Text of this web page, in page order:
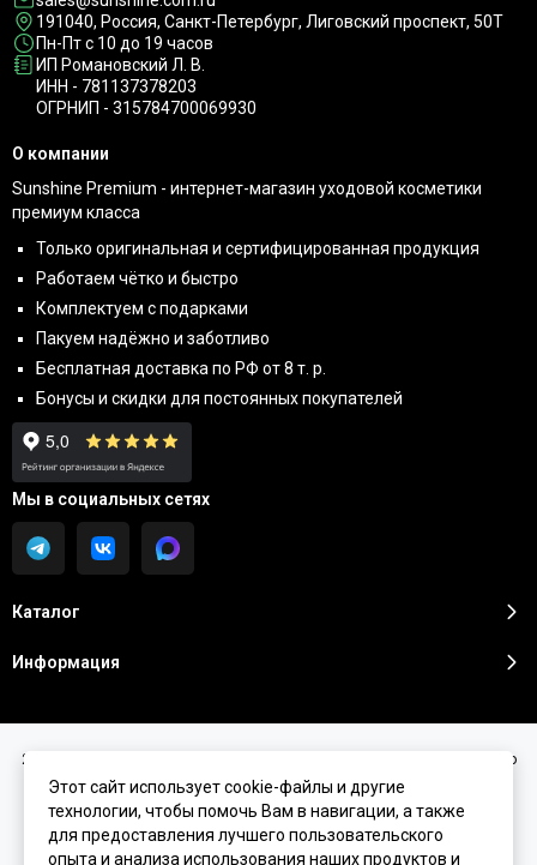
191040, Россия, Санкт-Петербург, Лиговский проспект, 50Т
Пн-Пт с 10 до 19 часов
ИП Романовский Л. В.
ИНН - 781137378203
ОГРНИП - 315784700069930
Каталог
Информация
О компании
Sunshine Premium - интернет-магазин уходовой косметики
премиум класса
Только оригинальная и сертифицированная продукция
Работаем чётко и быстро
Комплектуем с подарками
Пакуем надёжно и заботливо
Бесплатная доставка по РФ от 8 т. р.
Бонусы и скидки для постоянных покупателей
Мы в социальных сетях
2026 © Sunshine Premium | Косметика премиум класса для домашнего
ухода.Карта сайта
Этот сайт использует cookie-файлы и другие
технологии, чтобы помочь Вам в навигации, а также
для предоставления лучшего пользовательского
опыта и анализа использования наших продуктов и